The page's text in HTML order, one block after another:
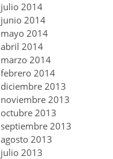
julio 2014
junio 2014
mayo 2014
abril 2014
marzo 2014
febrero 2014
diciembre 2013
noviembre 2013
octubre 2013
septiembre 2013
agosto 2013
julio 2013